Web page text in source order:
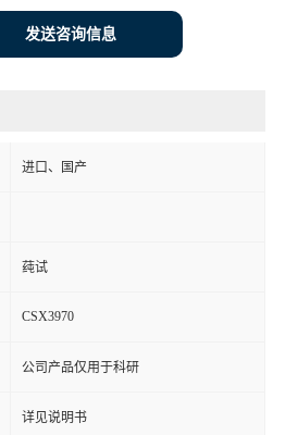
发送咨询信息
进口、国产
莼试
CSX3970
公司产品仅用于科研
详见说明书